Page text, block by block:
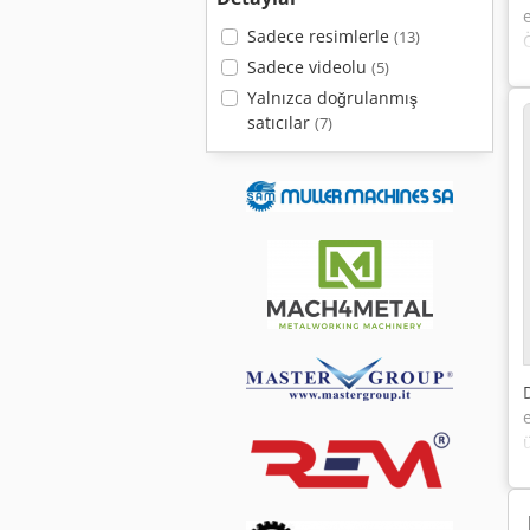
Sadece resimlerle (13)
Sadece videolu (5)
Yalnızca doğrulanmış
satıcılar (7)